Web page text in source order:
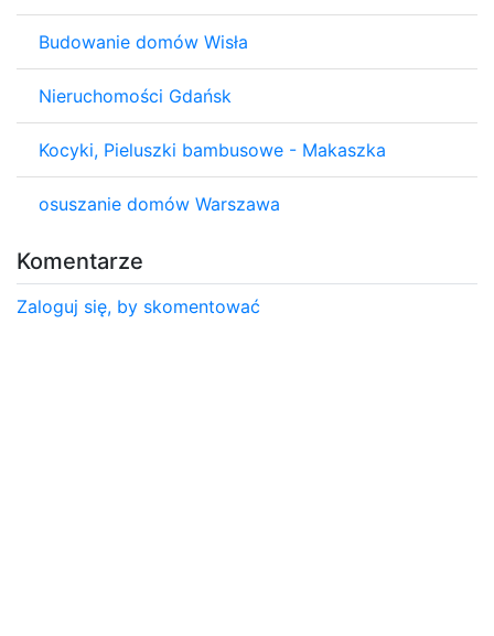
Budowanie domów Wisła
Nieruchomości Gdańsk
Kocyki, Pieluszki bambusowe - Makaszka
osuszanie domów Warszawa
Komentarze
Zaloguj się, by skomentować